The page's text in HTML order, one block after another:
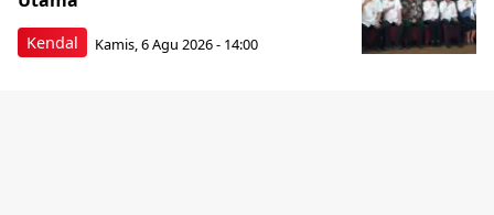
Kendal Kamis, 6 Agu 2026 - 14:00